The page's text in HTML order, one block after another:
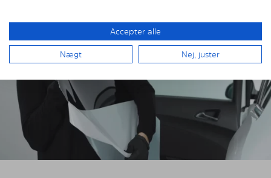
Accepter alle
Nægt Nej, juster